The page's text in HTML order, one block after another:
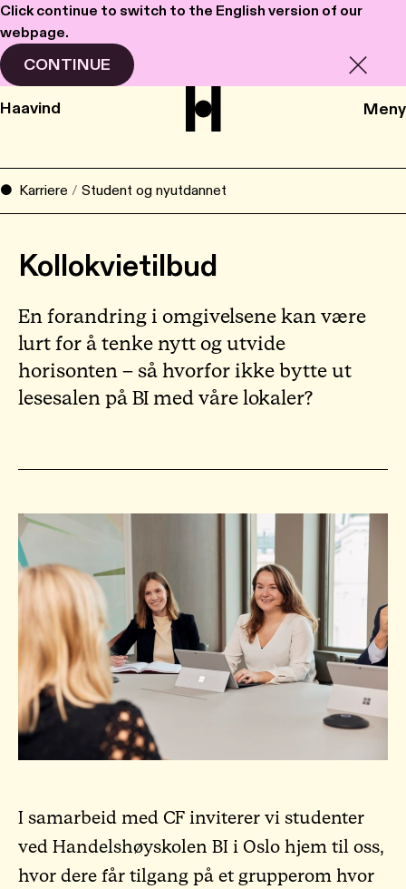
Click continue to switch to the English version of our
webpage.
CONTINUE
Haavind Meny
Karriere / Student og nyutdannet
Kollokvietilbud
En forandring i omgivelsene kan være
lurt for å tenke nytt og utvide
horisonten – så hvorfor ikke bytte ut
lesesalen på BI med våre lokaler?
I samarbeid med CF inviterer vi studenter
ved Handelshøyskolen BI i Oslo hjem til oss,
hvor dere får tilgang på et grupperom hvor